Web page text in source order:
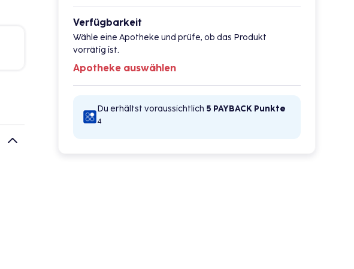
Verfügbarkeit
Wähle eine Apotheke und prüfe, ob das Produkt
vorrätig ist.
Apotheke auswählen
Du erhältst voraussichtlich 5 PAYBACK Punkte
4